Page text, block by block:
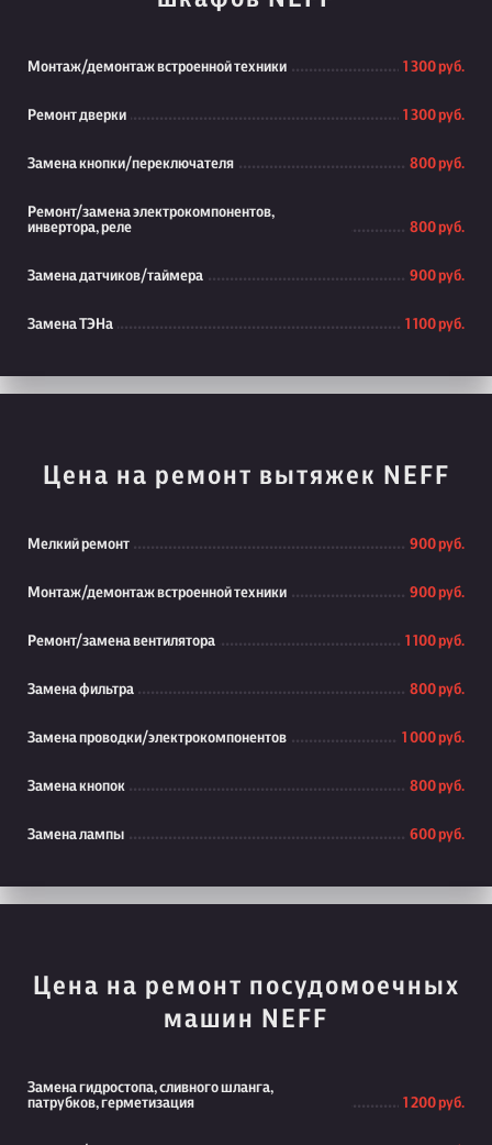
Монтаж/демонтаж встроенной техники 1 300 руб.
Ремонт дверки 1 300 руб.
Замена кнопки/переключателя 800 руб.
Ремонт/замена электрокомпонентов,
инвертора, реле
800 руб.
Замена датчиков/таймера 900 руб.
Замена ТЭНа 1 100 руб.
Цена на ремонт вытяжек NEFF
Мелкий ремонт 900 руб.
Монтаж/демонтаж встроенной техники 900 руб.
Ремонт/замена вентилятора 1 100 руб.
Замена фильтра 800 руб.
Замена проводки/электрокомпонентов 1 000 руб.
Замена кнопок 800 руб.
Замена лампы 600 руб.
Цена на ремонт посудомоечных
машин NEFF
Замена гидростопа, сливного шланга,
патрубков, герметизация
1 200 руб.